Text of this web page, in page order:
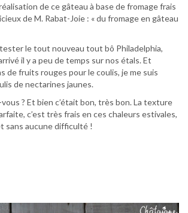
de ce gâteau à base de fromage frais
de M. Rabat-Joie : « du fromage en gâteau
tester le tout nouveau tout bô Philadelphia,
il y a peu de temps sur nos étals. Et
de fruits rouges pour le coulis, je me suis
de nectarines jaunes.
? Et bien c’était bon, très bon. La texture
c’est très frais en ces chaleurs estivales,
sans aucune difficulté !